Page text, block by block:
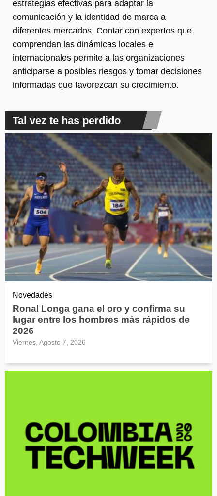
estrategias efectivas para adaptar la
comunicación y la identidad de marca a
diferentes mercados. Contar con expertos que
comprendan las dinámicas locales e
internacionales permite a las organizaciones
anticiparse a posibles riesgos y tomar decisiones
informadas que favorezcan su crecimiento.
Tal vez te has perdido
Novedades
Ronal Longa gana el oro y confirma su
lugar entre los hombres más rápidos de
2026
Viernes, Agosto 7, 2026